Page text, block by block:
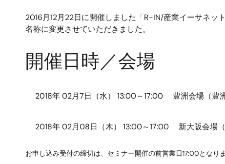
2016月12月22日に開催しました「R-IN/産業イーサネッ
名称に変更させていただきました。
開催日時／会場
2018年 02月7日（水） 13:00～17:00 豊洲会場（豊
2018年 02月08日（木） 13:00～17:00 新大阪会場
お申し込み受付の締切は、セミナー開催の前営業日17:00となりま